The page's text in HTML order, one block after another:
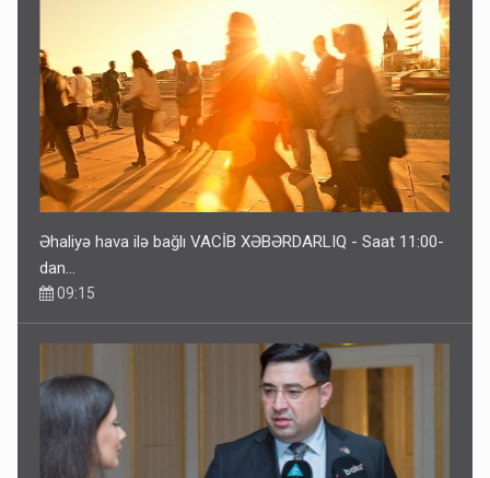
Əhaliyə hava ilə bağlı VACİB XƏBƏRDARLIQ - Saat 11:00-
dan…
09:15